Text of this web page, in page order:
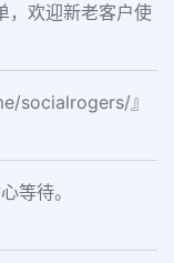
，欢迎新老客户使
socialrogers/』
等待。